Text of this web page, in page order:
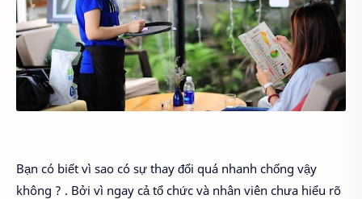
Bạn có biết vì sao có sự thay đổi quá nhanh chống vậy
không ? . Bởi vì ngay cả tổ chức và nhân viên chưa hiểu rõ